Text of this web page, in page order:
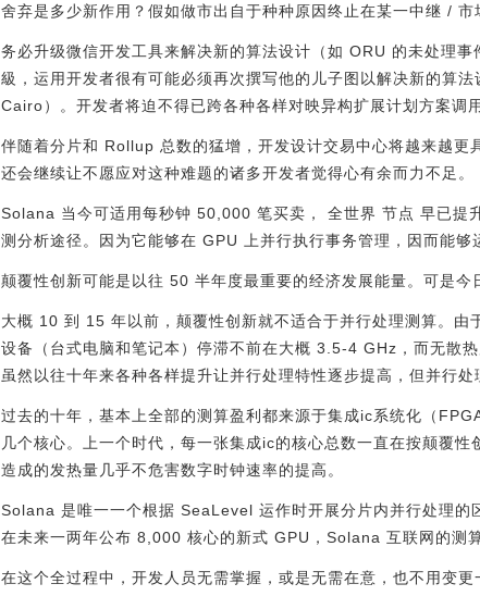
舍弃是多少新作用？假如做市出自于种种原因终止在某一中继 /
务必升级微信开发工具来解决新的算法设计（如 ORU 的未处理
級，运用开发者很有可能必须再次撰写他的儿子图以解决新的算
Cairo）。开发者将迫不得已跨各种各样对映异构扩展计划方案调
伴随着分片和 Rollup 总数的猛增，开发设计交易中心将越来越更
还会继续让不愿应对这种难题的诸多开发者觉得心有余而力不足。
Solana 当今可适用每秒钟 50,000 笔买卖， 全世界 节点 早已提
测分析途径。因为它能够在 GPU 上并行执行事务管理，因而能够
颠覆性创新可能是以往 50 半年度最重要的经济发展能量。可是今
大概 10 到 15 年以前，颠覆性创新就不适合于并行处理测算。
设备（台式电脑和笔记本）停滞不前在大概 3.5-4 GHz，而无散
虽然以往十年来各种各样提升让并行处理特性逐步提高，但并行
过去的十年，基本上全部的测算盈利都来源于集成ic系统化（
几个核心。上一个时代，每一张集成ic的核心总数一直在按颠覆
造成的发热量几乎不危害数字时钟速率的提高。
Solana 是唯一一个根据 SeaLevel 运作时开展分片内并行处理
在未来一两年公布 8,000 核心的新式 GPU，Solana 互联网的测
在这个全过程中，开发人员无需掌握，或是无需在意，也不用变更